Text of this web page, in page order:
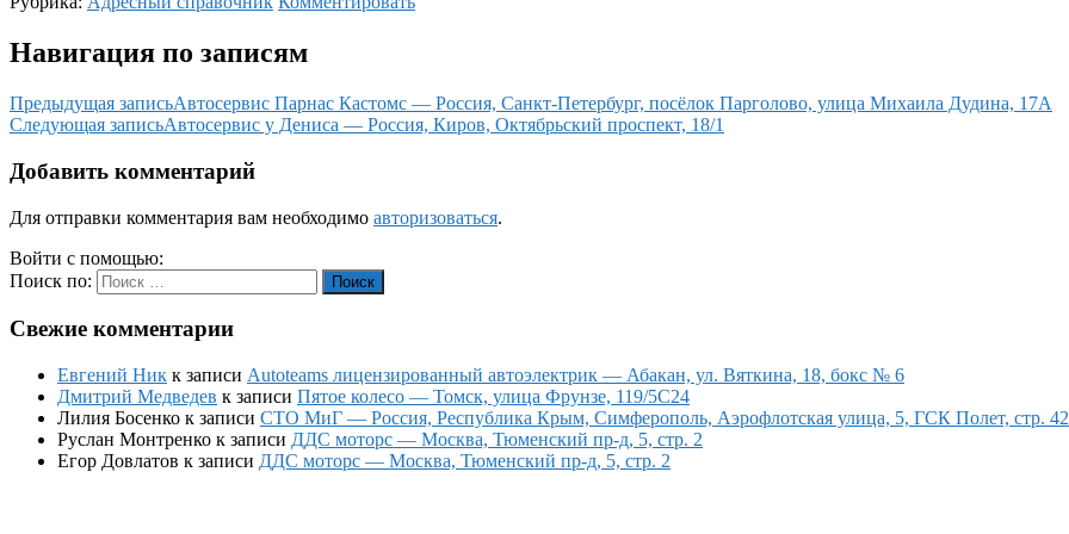
Навигация по записям
Предыдущая записьАвтосервис Парнас Кастомс — Россия, Санкт-Петербург, посёлок Парголово, улица Михаила Дудина, 17А
Следующая записьАвтосервис у Дениса — Россия, Киров, Октябрьский проспект, 18/1
Добавить комментарий
Для отправки комментария вам необходимо авторизоваться.
Войти с помощью:
Поиск по:
Поиск
Свежие комментарии
Евгений Ник к записи Autoteams лицензированный автоэлектрик — Абакан, ул. Вяткина, 18, бокс № 6
Дмитрий Медведев к записи Пятое колесо — Томск, улица Фрунзе, 119/5С24
Лилия Босенко к записи СТО МиГ — Россия, Республика Крым, Симферополь, Аэрофлотская улица, 5, ГСК Полет, стр.
Руслан Монтренко к записи ДДС моторс — Москва, Тюменский пр-д, 5, стр. 2
Егор Довлатов к записи ДДС моторс — Москва, Тюменский пр-д, 5, стр. 2